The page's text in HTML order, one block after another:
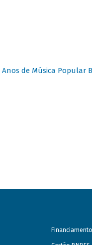
de Música Popular